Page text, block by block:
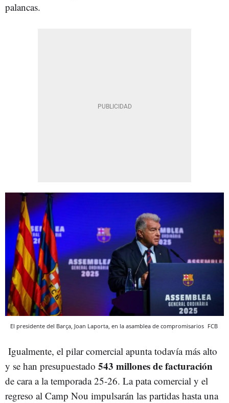
palancas.
El presidente del Barça, Joan Laporta, en la asamblea de compromisarios FCB
Igualmente, el pilar comercial apunta todavía más alto
y se han presupuestado 543 millones de facturación
de cara a la temporada 25-26. La pata comercial y el
regreso al Camp Nou impulsarán las partidas hasta una